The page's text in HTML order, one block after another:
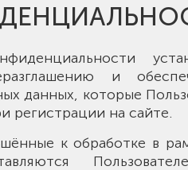
и
данных, которые
регистрации на сайте.
к обработке в